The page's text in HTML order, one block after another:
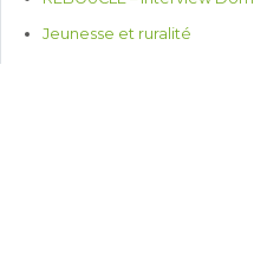
Jeunesse et ruralité